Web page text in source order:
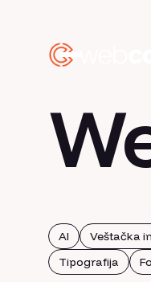
AI Veštačka
Tipografija